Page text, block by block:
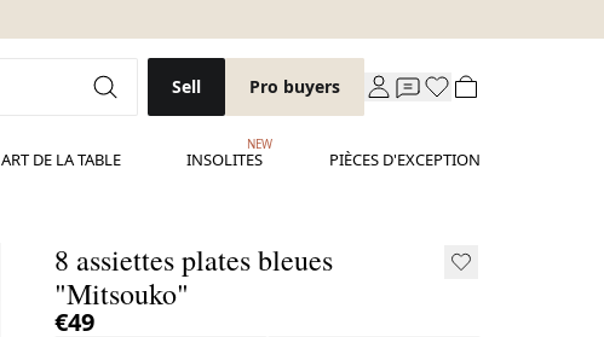
Sell Pro buyers
ART DE LA TABLE INSOLITES
NEW
PIÈCES D'EXCEPTION
8 assiettes plates bleues
"Mitsouko"
€49